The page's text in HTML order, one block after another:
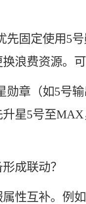
先固定使用5
浪费资源。
勋章（如5号
星5号至
成联动？
性互补。例